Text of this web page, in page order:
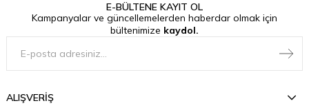
E-BÜLTENE KAYIT OL
Kampanyalar ve güncellemelerden haberdar olmak için
bültenimize kaydol.
ALIŞVERİŞ